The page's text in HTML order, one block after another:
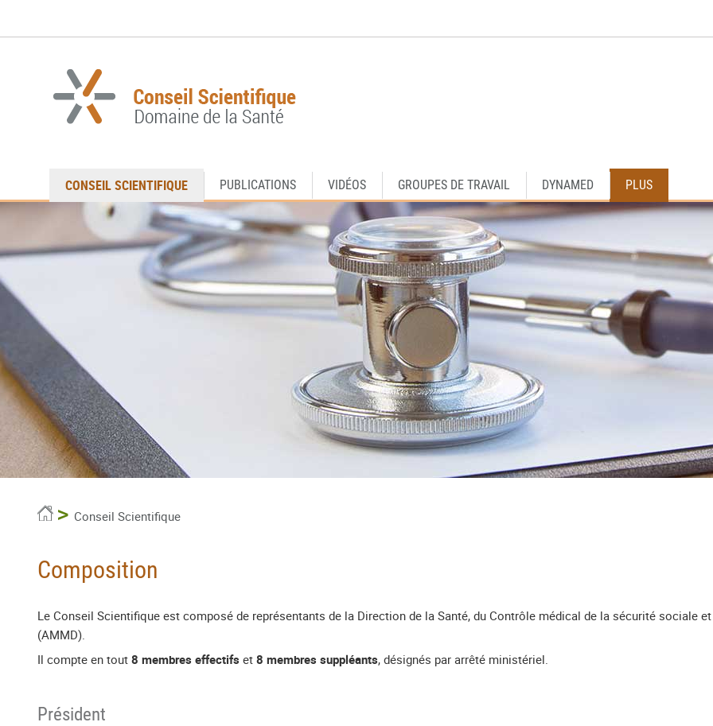
la
contenu
CONSEIL SCIENTIFIQUE PUBLICATIONS VIDÉOS GROUPES DE TRAVAIL DYNAMED PLUS
AccueilConseil Scientifique
Composition
Le Conseil Scientifique est composé de représentants de la Direction de la Santé, du Contrôle médical de la sécurité sociale
(AMMD).
Il compte en tout 8 membres effectifs et 8 membres suppléants, désignés par arrêté ministériel.
Président